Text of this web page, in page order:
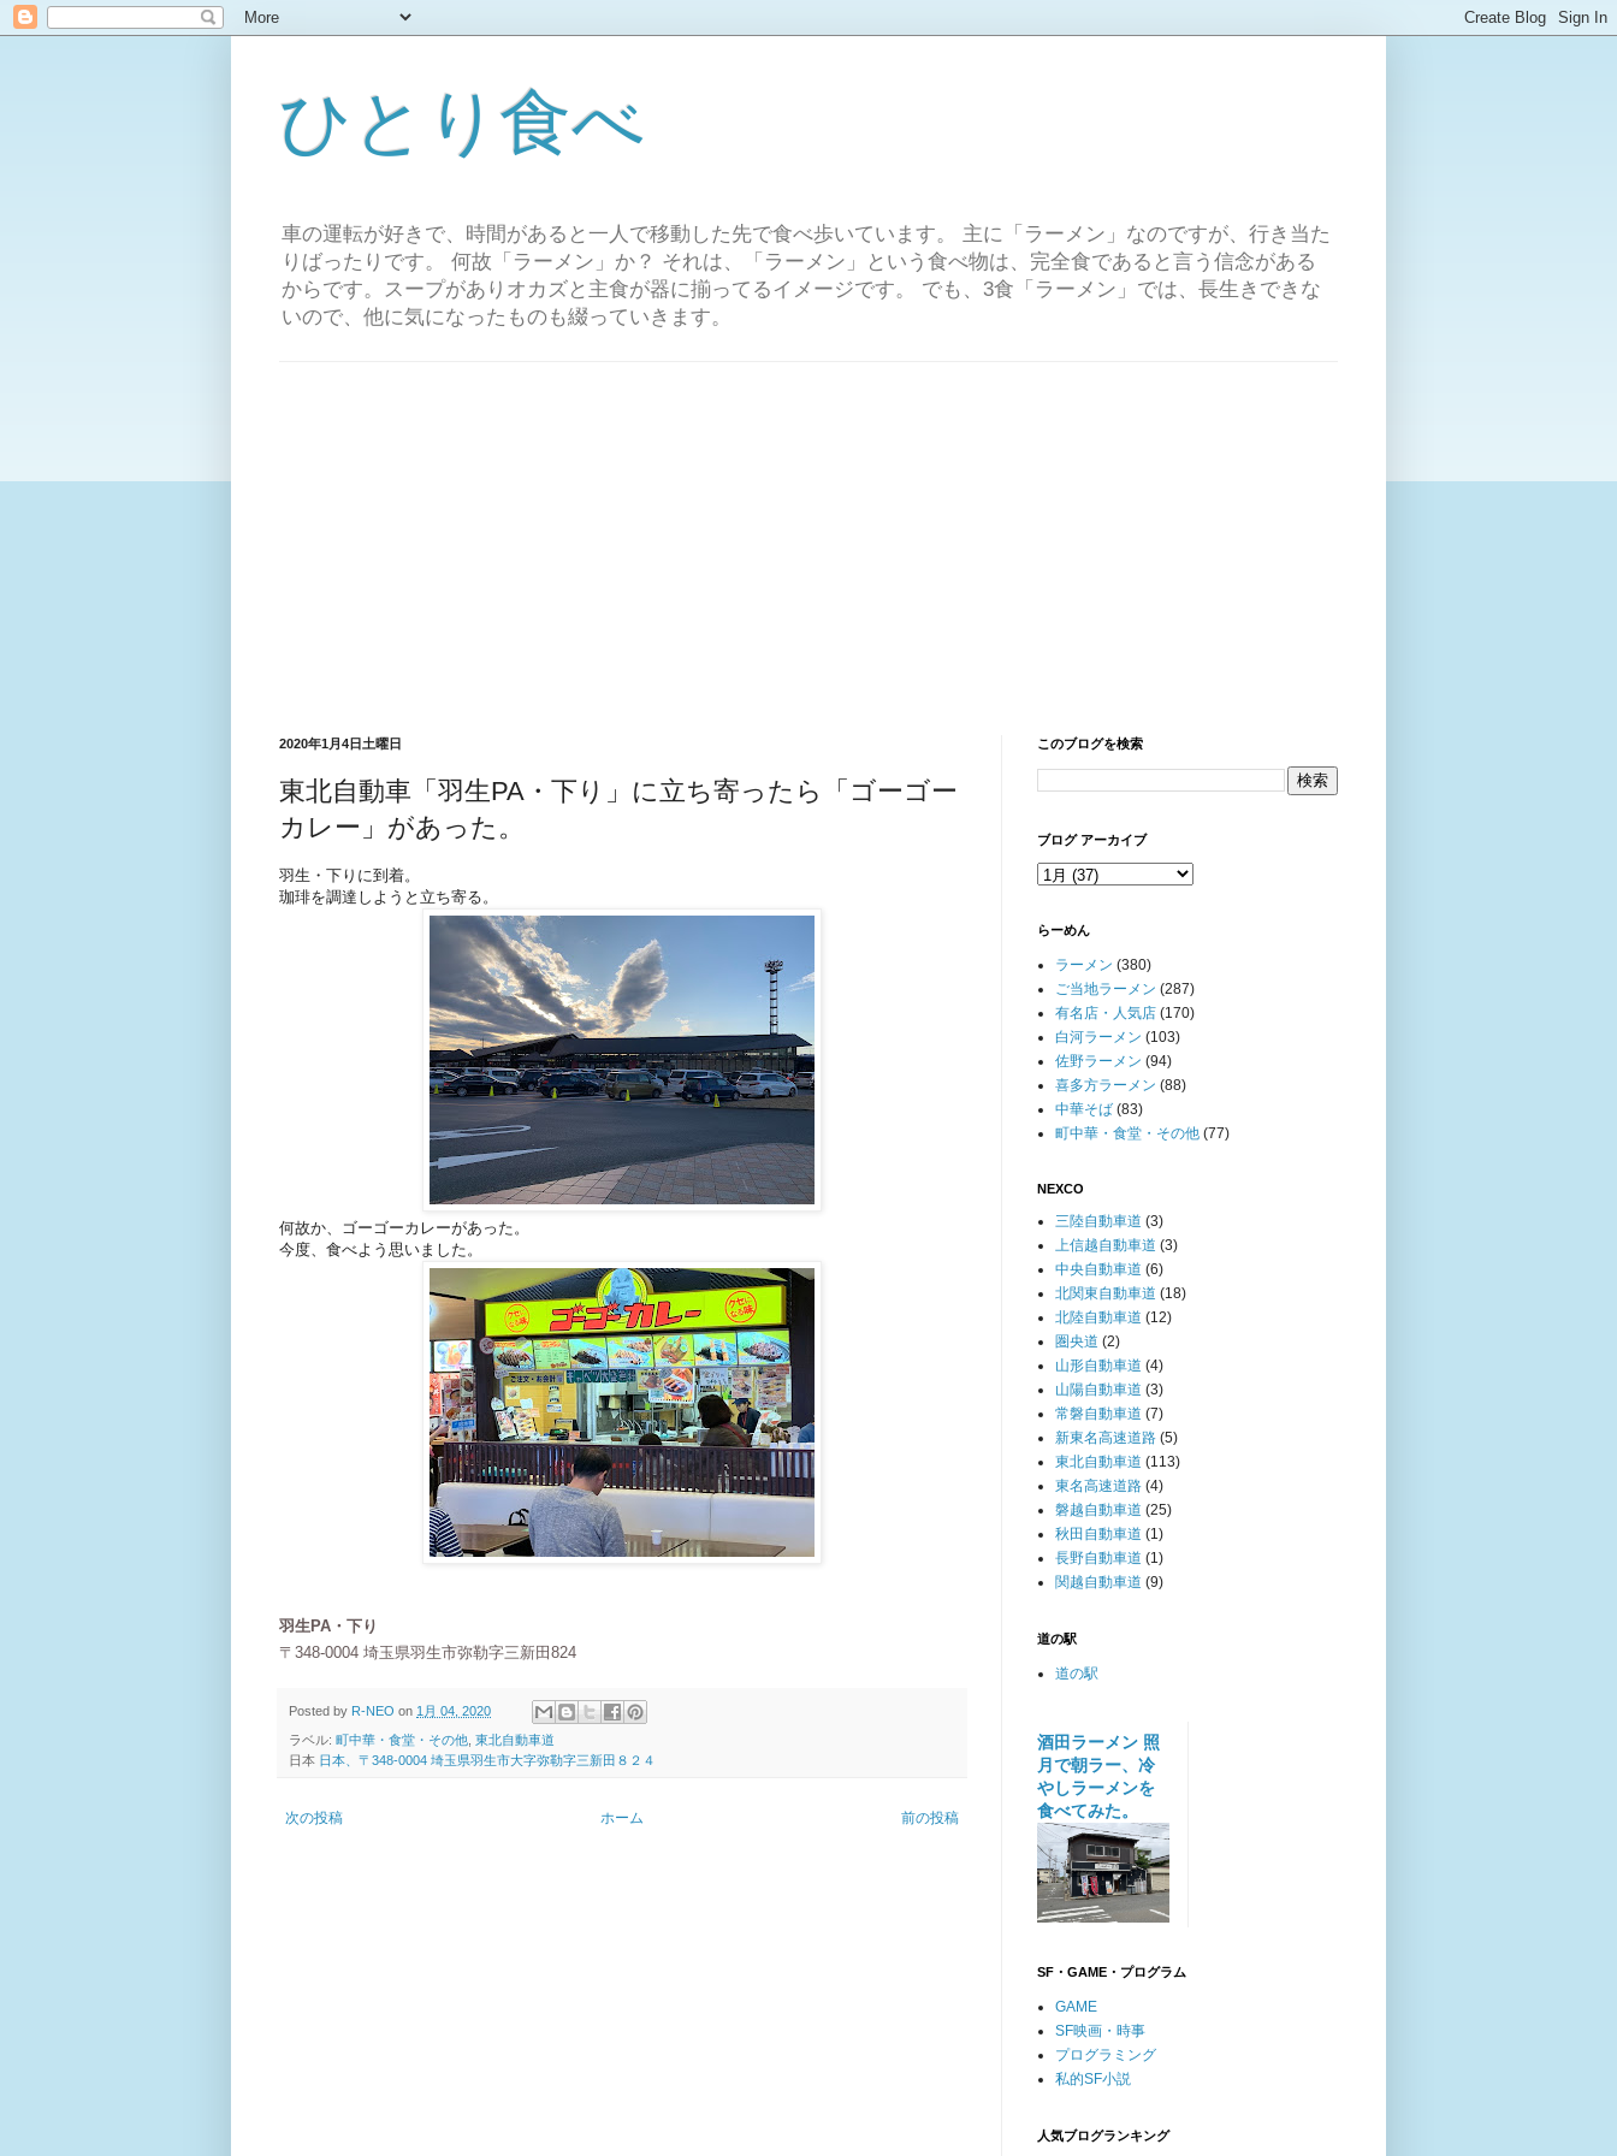
ひとり食べ
車の運転が好きで、時間があると一人で移動した先で食べ歩いています。 主に「ラーメン」なのですが、行き当た
りばったりです。 何故「ラーメン」か？ それは、「ラーメン」という食べ物は、完全食であると言う信念がある
からです。スープがありオカズと主食が器に揃ってるイメージです。 でも、3食「ラーメン」では、長生きできな
いので、他に気になったものも綴っていきます。
2020年1月4日土曜日
東北自動車「羽生PA・下り」に立ち寄ったら「ゴーゴー
カレー」があった。
羽生・下りに到着。
珈琲を調達しようと立ち寄る。
何故か、ゴーゴーカレーがあった。
今度、食べよう思いました。
羽生PA・下り
〒348-0004 埼玉県羽生市弥勒字三新田824
Posted by R-NEO on 1月 04, 2020
ラベル: 町中華・食堂・その他, 東北自動車道
日本 日本、〒348-0004 埼玉県羽生市大字弥勒字三新田８２４
次の投稿 前の投稿
ホーム
このブログを検索
ブログ アーカイブ
らーめん
ラーメン (380)
ご当地ラーメン (287)
有名店・人気店 (170)
白河ラーメン (103)
佐野ラーメン (94)
喜多方ラーメン (88)
中華そば (83)
町中華・食堂・その他 (77)
NEXCO
三陸自動車道 (3)
上信越自動車道 (3)
中央自動車道 (6)
北関東自動車道 (18)
北陸自動車道 (12)
圏央道 (2)
山形自動車道 (4)
山陽自動車道 (3)
常磐自動車道 (7)
新東名高速道路 (5)
東北自動車道 (113)
東名高速道路 (4)
磐越自動車道 (25)
秋田自動車道 (1)
長野自動車道 (1)
関越自動車道 (9)
道の駅
道の駅
酒田ラーメン 照
月で朝ラー、冷
やしラーメンを
食べてみた。
SF・GAME・プログラム
GAME
SF映画・時事
プログラミング
私的SF小説
人気ブログランキング